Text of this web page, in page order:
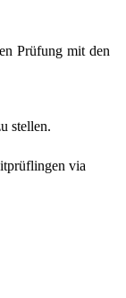
Prüfung mit den
stellen.
via